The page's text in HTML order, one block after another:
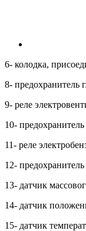
6- колодка,
8- предохранитель
9- реле
10-
11- реле
12-
13- датчик
14- датчик
15- датчик